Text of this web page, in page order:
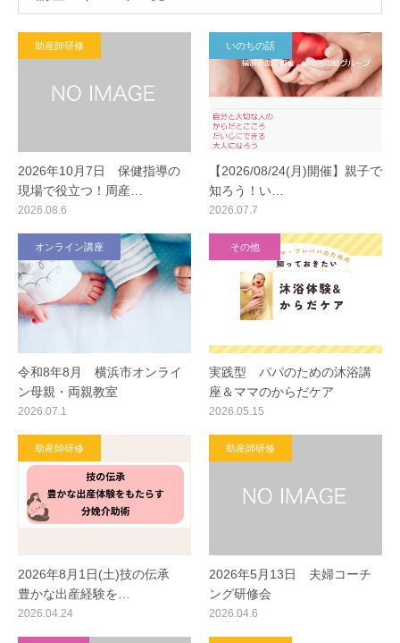
助産師研修
2026年10月7日 保健指導の
現場で役立つ！周産…
2026.08.6
いのちの話
【2026/08/24(月)開催】親子で
知ろう！い…
2026.07.7
オンライン講座
令和8年8月 横浜市オンライ
ン母親・両親教室
2026.07.1
その他
実践型 パパのための沐浴講
座＆ママのからだケア
2026.05.15
助産師研修
2026年8月1日(土)技の伝承
豊かな出産経験を…
2026.04.24
助産師研修
2026年5月13日 夫婦コーチ
ング研修会
2026.04.6